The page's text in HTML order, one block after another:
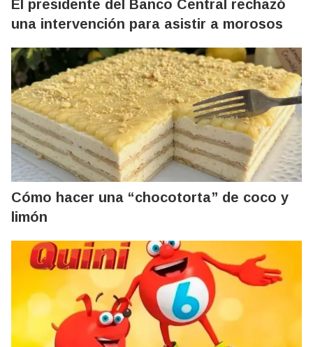
El presidente del Banco Central rechazó
una intervención para asistir a morosos
Cómo hacer una “chocotorta” de coco y
limón